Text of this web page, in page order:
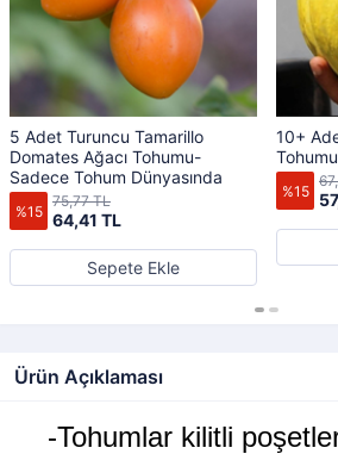
5 Adet Turuncu Tamarillo
Domates Ağacı Tohumu-
Sadece Tohum Dünyasında
%15 64,41 TL
75,77 TL
Sepete Ekle
10+
%15
Ürün Açıklaması
-Tohumlar kilitli